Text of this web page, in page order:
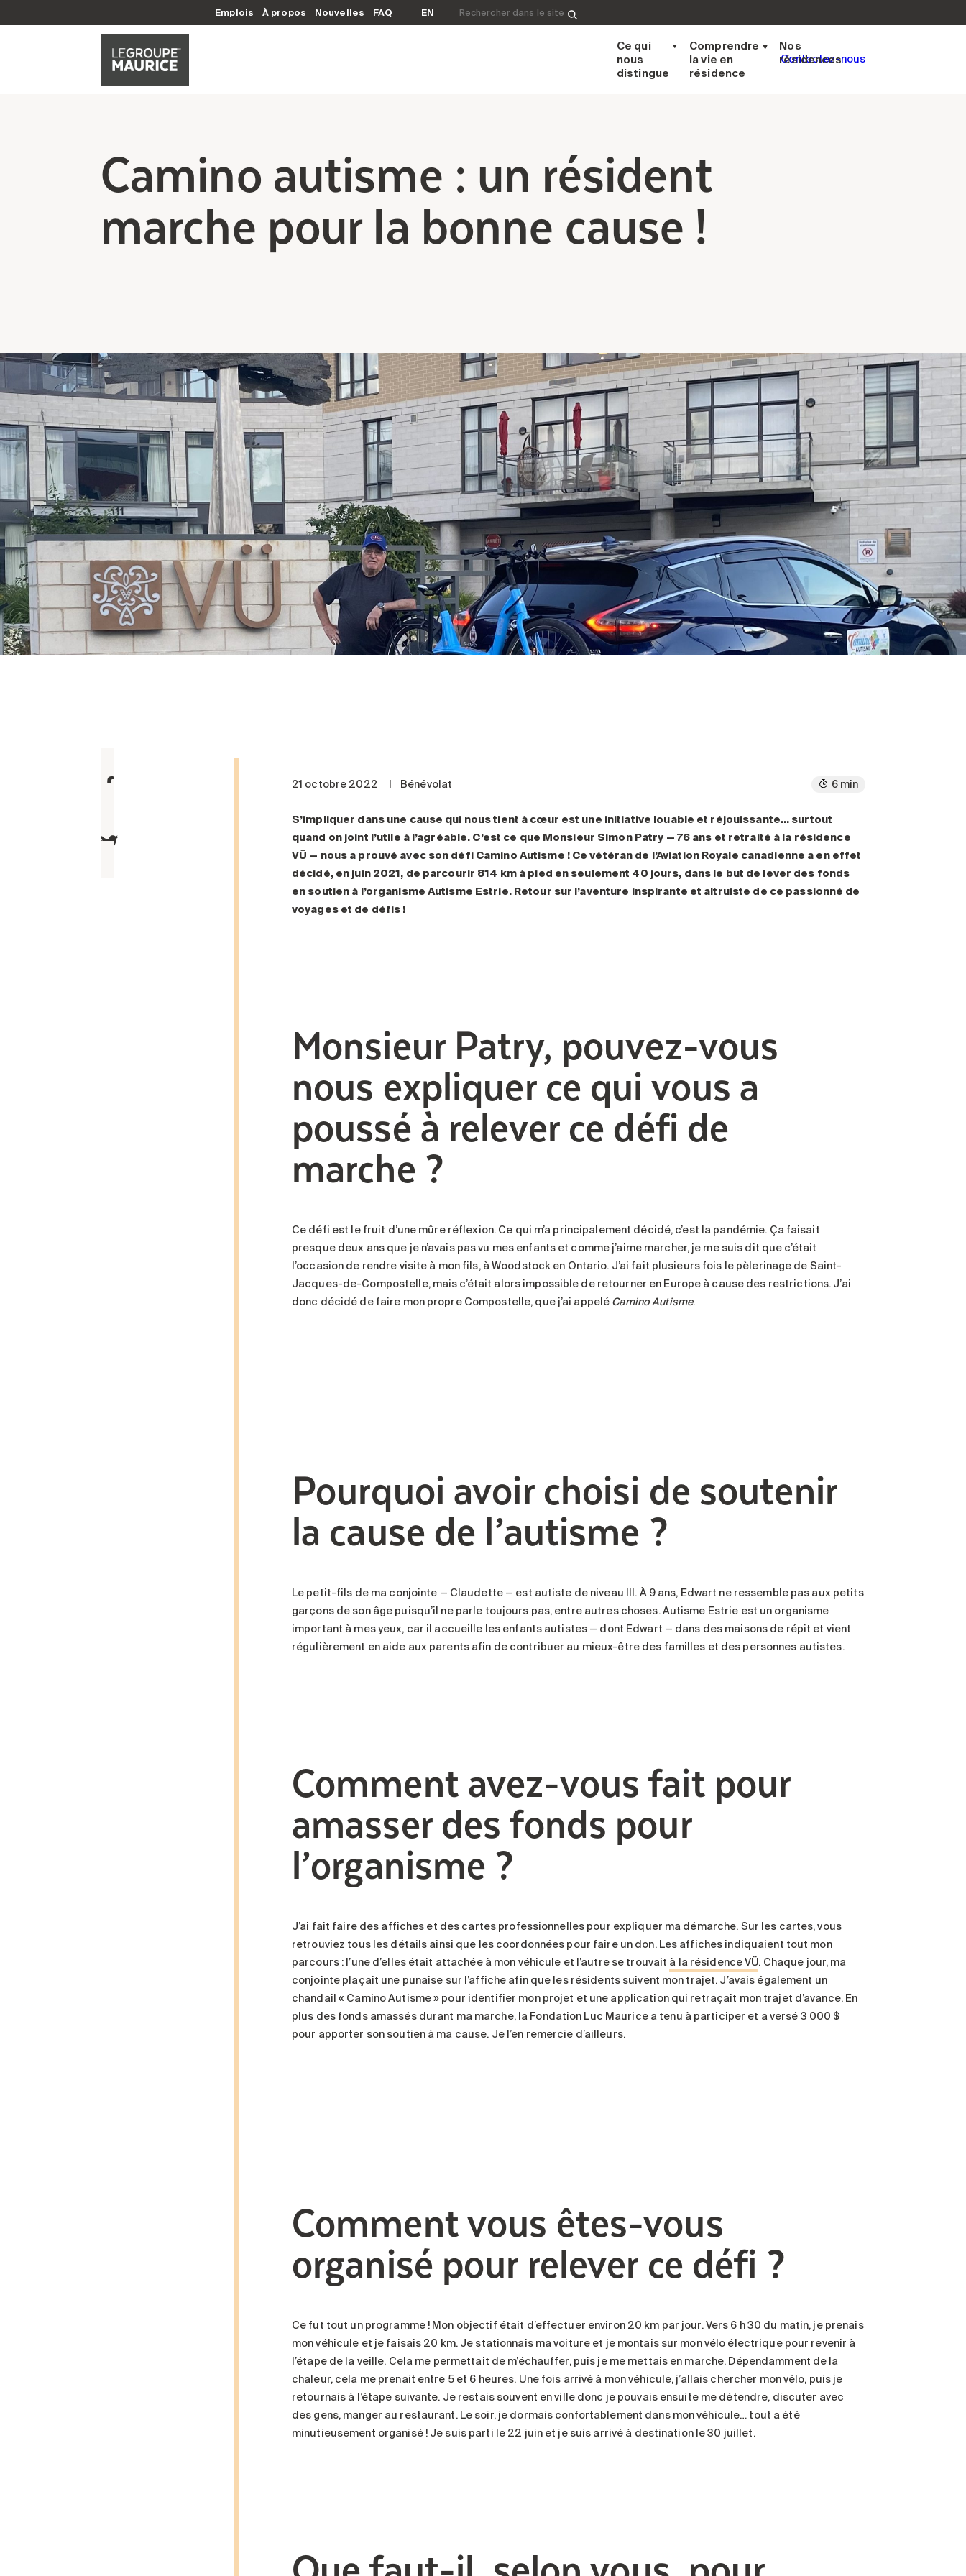
Emplois À propos Nouvelles FAQ EN Rechercher&nbsp;:
Ce qui
nous
distingue
Comprendre
la vie en
résidence
Nos
résidences
Contactez-nous
Camino autisme : un résident
marche pour la bonne cause !
21 octobre 2022 Bénévolat 6 min
S’impliquer dans une cause qui nous tient à cœur est une initiative louable et réjouissante… surtout
quand on joint l’utile à l’agréable. C’est ce que Monsieur Simon Patry — 76 ans et retraité à la résidence
VÜ — nous a prouvé avec son défi Camino Autisme ! Ce vétéran de l’Aviation Royale canadienne a en effet
décidé, en juin 2021, de parcourir 814 km à pied en seulement 40 jours, dans le but de lever des fonds
en soutien à l’organisme Autisme Estrie. Retour sur l’aventure inspirante et altruiste de ce passionné de
voyages et de défis !
Monsieur Patry, pouvez-vous
nous expliquer ce qui vous a
poussé à relever ce défi de
marche ?
Ce défi est le fruit d’une mûre réflexion. Ce qui m’a principalement décidé, c’est la pandémie. Ça faisait
presque deux ans que je n’avais pas vu mes enfants et comme j’aime marcher, je me suis dit que c’était
l’occasion de rendre visite à mon fils, à Woodstock en Ontario. J’ai fait plusieurs fois le pèlerinage de Saint-
Jacques-de-Compostelle, mais c’était alors impossible de retourner en Europe à cause des restrictions. J’ai
donc décidé de faire mon propre Compostelle, que j’ai appelé Camino Autisme.
Pourquoi avoir choisi de soutenir
la cause de l’autisme ?
Le petit-fils de ma conjointe — Claudette — est autiste de niveau III. À 9 ans, Edwart ne ressemble pas aux petits
garçons de son âge puisqu’il ne parle toujours pas, entre autres choses. Autisme Estrie est un organisme
important à mes yeux, car il accueille les enfants autistes — dont Edwart — dans des maisons de répit et vient
régulièrement en aide aux parents afin de contribuer au mieux-être des familles et des personnes autistes.
Comment avez-vous fait pour
amasser des fonds pour
l’organisme ?
J’ai fait faire des affiches et des cartes professionnelles pour expliquer ma démarche. Sur les cartes, vous
retrouviez tous les détails ainsi que les coordonnées pour faire un don. Les affiches indiquaient tout mon
parcours : l’une d’elles était attachée à mon véhicule et l’autre se trouvait à la résidence VÜ. Chaque jour, ma
conjointe plaçait une punaise sur l’affiche afin que les résidents suivent mon trajet. J’avais également un
chandail « Camino Autisme » pour identifier mon projet et une application qui retraçait mon trajet d’avance. En
plus des fonds amassés durant ma marche, la Fondation Luc Maurice a tenu à participer et a versé 3 000 $
pour apporter son soutien à ma cause. Je l’en remercie d’ailleurs.
Comment vous êtes-vous
organisé pour relever ce défi ?
Ce fut tout un programme ! Mon objectif était d’effectuer environ 20 km par jour. Vers 6 h 30 du matin, je prenais
mon véhicule et je faisais 20 km. Je stationnais ma voiture et je montais sur mon vélo électrique pour revenir à
l’étape de la veille. Cela me permettait de m’échauffer, puis je me mettais en marche. Dépendamment de la
chaleur, cela me prenait entre 5 et 6 heures. Une fois arrivé à mon véhicule, j’allais chercher mon vélo, puis je
retournais à l’étape suivante. Je restais souvent en ville donc je pouvais ensuite me détendre, discuter avec
des gens, manger au restaurant. Le soir, je dormais confortablement dans mon véhicule… tout a été
minutieusement organisé ! Je suis parti le 22 juin et je suis arrivé à destination le 30 juillet.